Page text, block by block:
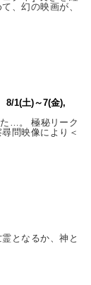
、幻の映画が、
1(土)～7(金),
…。 極秘リーク
問映像により＜
となるか、神と